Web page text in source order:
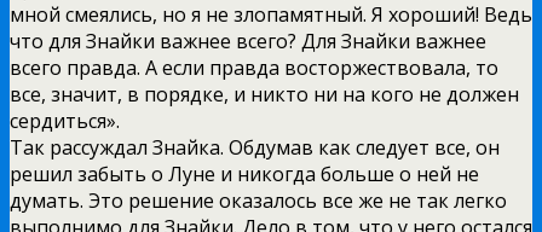
мной смеялись, но я не злопамятный. Я хороший! Ведь
что для Знайки важнее всего? Для Знайки важнее
всего правда. А если правда восторжествовала, то
все, значит, в порядке, и никто ни на кого не должен
сердиться».
Так рассуждал Знайка. Обдумав как следует все, он
решил забыть о Луне и никогда больше о ней не
думать. Это решение оказалось все же не так легко